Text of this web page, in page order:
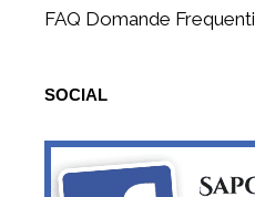
FAQ Domande Frequenti
SOCIAL